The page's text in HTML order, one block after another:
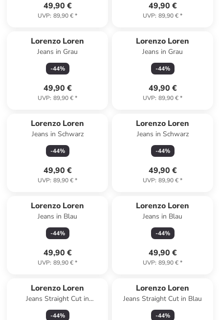
49,90 €
UVP: 89,90 €*
49,90 €
UVP: 89,90 €*
Lorenzo Loren
Jeans in Grau
-44%
49,90 €
UVP: 89,90 €*
Lorenzo Loren
Jeans in Grau
-44%
49,90 €
UVP: 89,90 €*
Lorenzo Loren
Jeans in Schwarz
-44%
49,90 €
UVP: 89,90 €*
Lorenzo Loren
Jeans in Schwarz
-44%
49,90 €
UVP: 89,90 €*
Lorenzo Loren
Jeans in Blau
-44%
49,90 €
UVP: 89,90 €*
Lorenzo Loren
Jeans in Blau
-44%
49,90 €
UVP: 89,90 €*
Lorenzo Loren
Jeans Straight Cut in
Dunkelblau
-44%
Lorenzo Loren
Jeans Straight Cut in Blau
-44%